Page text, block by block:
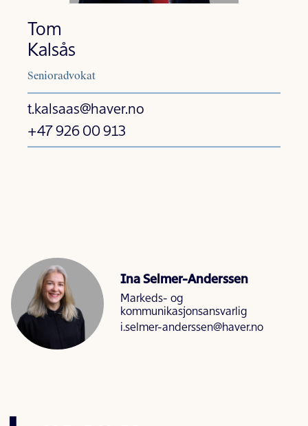
Tom
Kalsås
Senioradvokat
t.kalsaas@haver.no
+47 926 00 913
Ina Selmer-Anderssen
Markeds- og
kommunikasjonsansvarlig
i.selmer-anderssen@haver.no